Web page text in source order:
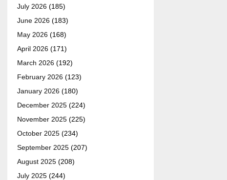
July 2026 (185)
June 2026 (183)
May 2026 (168)
April 2026 (171)
March 2026 (192)
February 2026 (123)
January 2026 (180)
December 2025 (224)
November 2025 (225)
October 2025 (234)
September 2025 (207)
August 2025 (208)
July 2025 (244)